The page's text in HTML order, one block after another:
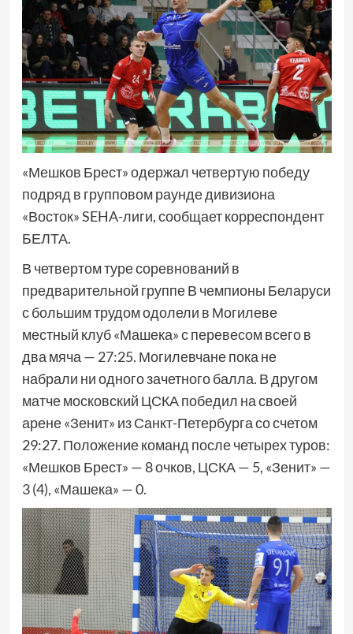
«Мешков Брест» одержал четвертую победу
подряд в групповом раунде дивизиона
«Восток» SEHA-лиги, сообщает корреспондент
БЕЛТА.
В четвертом туре соревнований в
предварительной группе В чемпионы Беларуси
с большим трудом одолели в Могилеве
местный клуб «Машека» с перевесом всего в
два мяча — 27:25. Могилевчане пока не
набрали ни одного зачетного балла. В другом
матче московский ЦСКА победил на своей
арене «Зенит» из Санкт-Петербурга со счетом
29:27. Положение команд после четырех туров:
«Мешков Брест» — 8 очков, ЦСКА — 5, «Зенит» —
3 (4), «Машека» — 0.